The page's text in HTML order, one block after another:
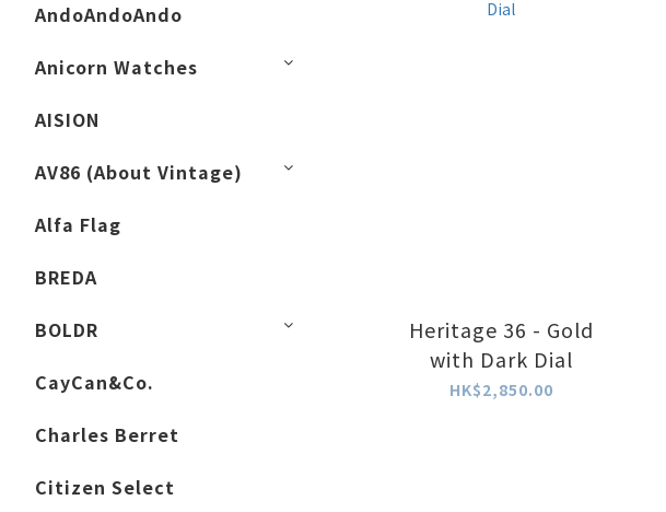
AndoAndoAndo
Anicorn Watches
AISION
AV86 (About Vintage)
Alfa Flag
BREDA
BOLDR
CayCan&Co.
Charles Berret
Citizen Select
Heritage 36 - Gold
with Dark Dial
HK$2,850.00